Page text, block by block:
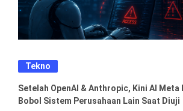
Tekno
Setelah OpenAI & Anthropic, Kini AI Meta
Bobol Sistem Perusahaan Lain Saat Diuji